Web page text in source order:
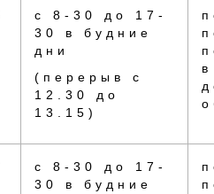
с 8-30 до 17-
30 в будние
дни
(перерыв с
12.30 до
13.15)
с 8-30 до 17-
30 в будние